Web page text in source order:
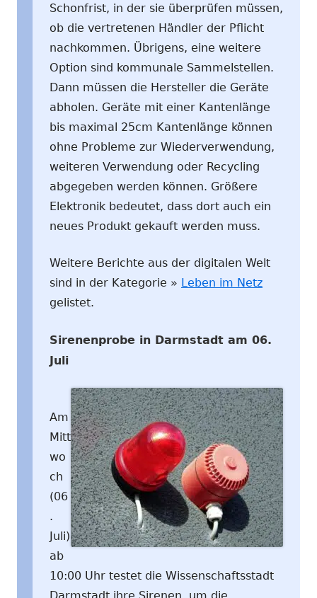
Schonfrist, in der sie überprüfen müssen,
ob die vertretenen Händler der Pflicht
nachkommen. Übrigens, eine weitere
Option sind kommunale Sammelstellen.
Dann müssen die Hersteller die Geräte
abholen. Geräte mit einer Kantenlänge
bis maximal 25cm Kantenlänge können
ohne Probleme zur Wiederverwendung,
weiteren Verwendung oder Recycling
abgegeben werden können. Größere
Elektronik bedeutet, dass dort auch ein
neues Produkt gekauft werden muss.
Weitere Berichte aus der digitalen Welt
sind in der Kategorie » Leben im Netz
gelistet.
Sirenenprobe in Darmstadt am 06.
Juli
Am
Mitt
wo
ch
(06
.
Juli)
ab
10:00 Uhr testet die Wissenschaftsstadt